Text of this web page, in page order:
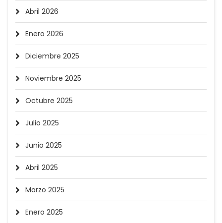
Abril 2026
Enero 2026
Diciembre 2025
Noviembre 2025
Octubre 2025
Julio 2025
Junio 2025
Abril 2025
Marzo 2025
Enero 2025